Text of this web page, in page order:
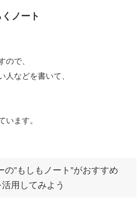
ノート
ので、
人などを書いて、
います。
の”もしもノート”がおすすめ
用してみよう